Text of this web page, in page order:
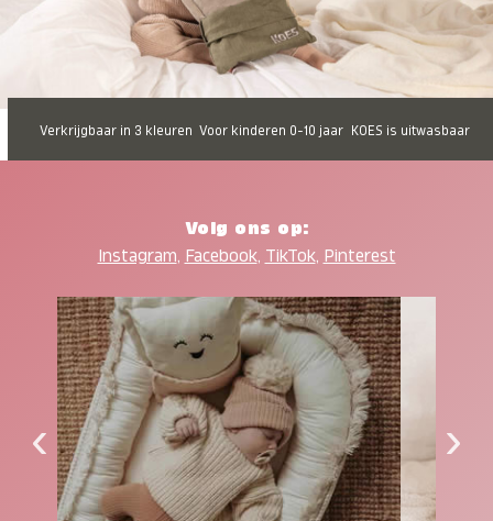
Verkrijgbaar in 3 kleuren Voor kinderen 0-10 jaar KOES is uitwasbaar
Volg ons op:
Instagram, Facebook, TikTok, Pinterest
‹ ›